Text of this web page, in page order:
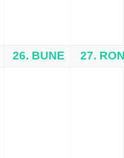
26. BUNE 27.